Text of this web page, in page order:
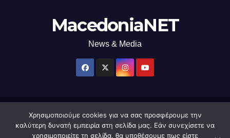
MacedoniaNET
News & Media
Δημιουργήθηκε από το digital2000 με την Υποστήριξη του WordPress
Θέμα: Newsup απόThemeansar.
Χρησιμοποιούμε cookies για να σας προσφέρουμε την
καλύτερη δυνατή εμπειρία στη σελίδα μας. Εάν συνεχίσετε να
χρησιμοποιείτε τη σελίδα, θα υποθέσουμε πως είστε